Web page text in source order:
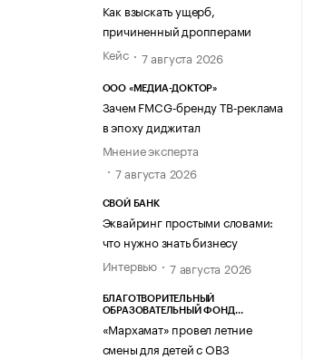
Как взыскать ущерб,
причиненный дропперами
Кейс
7 августа 2026
ООО «МЕДИА-ДОКТОР»
Зачем FMCG-бренду ТВ-реклама
в эпоху диджитал
Мнение эксперта
7 августа 2026
СВОЙ БАНК
Эквайринг простыми словами:
что нужно знать бизнесу
Интервью
7 августа 2026
БЛАГОТВОРИТЕЛЬНЫЙ
ОБРАЗОВАТЕЛЬНЫЙ ФОНД
«Мархамат» провел летние
смены для детей с ОВЗ